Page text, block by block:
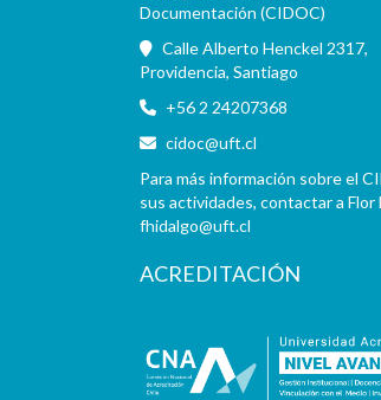
Documentación (CIDOC)
Calle Alberto Henckel 2317,
Providencia, Santiago
+56 2 24207368
cidoc@uft.cl
Para más información sobre el
sus actividades, contactar a Flor
fhidalgo@uft.cl
ACREDITACIÓN